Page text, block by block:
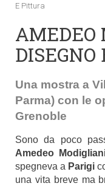
E Pittura
AMEDEO
Una mostra a
Parma) con le
Grenoble
Sono da poco
Amedeo
spegneva a Parigi
una vita breve ma